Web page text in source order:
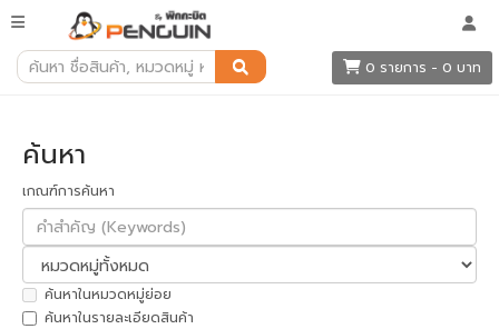
0 รายการ - 0 บาท
ค้นหา
ค้นหา
เกณฑ์การค้นหา
ค้นหาในหมวดหมู่ย่อย
ค้นหาในรายละเอียดสินค้า